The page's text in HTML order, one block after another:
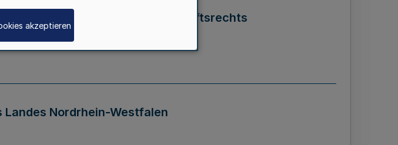
Gebiet des Gemeindewirtschaftsrechts
Nordrhein-Westfalen
akzeptieren